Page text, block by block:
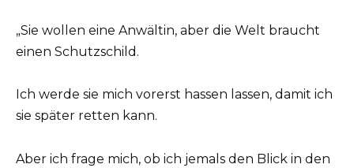
„Sie wollen eine Anwältin, aber die Welt braucht
einen Schutzschild.
Ich werde sie mich vorerst hassen lassen, damit ich
sie später retten kann.
Aber ich frage mich, ob ich jemals den Blick in den